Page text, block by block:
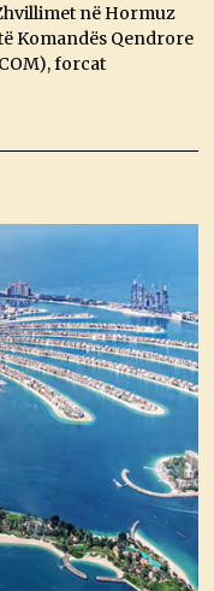
në Hormuz
Komandës Qendrore
forcat